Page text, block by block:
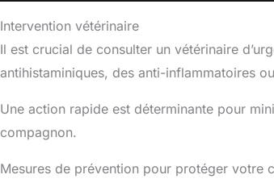
Intervention vétérinaire
Il est crucial de consulter un vétérinaire
antihistaminiques, des anti-inflammatoires
Une action rapide est déterminante pour
compagnon.
Mesures de prévention pour protéger votre